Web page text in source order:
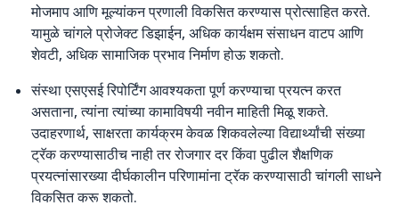
मोजमाप आणि मूल्यांकन प्रणाली विकसित करण्यास प्रोत्साहित करते.
यामुळे चांगले प्रोजेक्ट डिझाईन, अधिक कार्यक्षम संसाधन वाटप आणि
शेवटी, अधिक सामाजिक प्रभाव निर्माण होऊ शकतो.
संस्था एसएसई रिपोर्टिंग आवश्यकता पूर्ण करण्याचा प्रयत्न करत
असताना, त्यांना त्यांच्या कामाविषयी नवीन माहिती मिळू शकते.
उदाहरणार्थ, साक्षरता कार्यक्रम केवळ शिकवलेल्या विद्यार्थ्यांची संख्या
ट्रॅक करण्यासाठीच नाही तर रोजगार दर किंवा पुढील शैक्षणिक
प्रयत्नांसारख्या दीर्घकालीन परिणामांना ट्रॅक करण्यासाठी चांगली साधने
विकसित करू शकतो.